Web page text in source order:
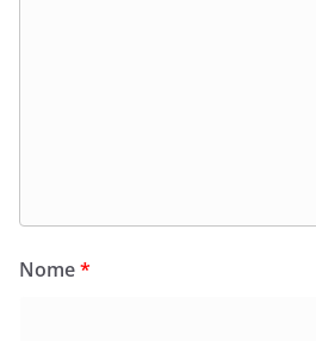
Nome*